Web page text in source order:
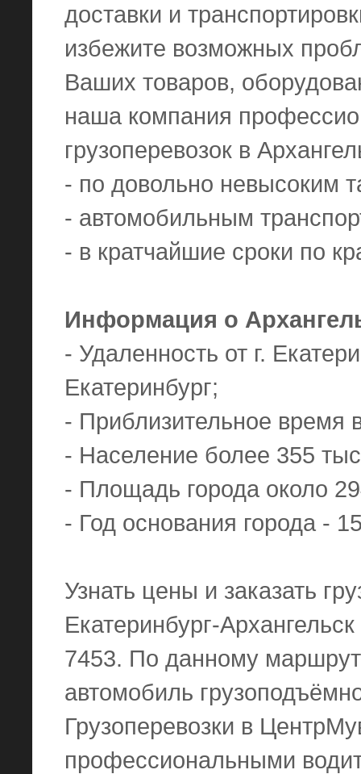
доставки и
избежите возможных
Ваших товаров,
наша компания
грузоперевозок в
- по довольно невысоким
- автомобильным
- в кратчайшие сроки по
Информация о
- Удаленность от г.
Екатеринбург;
- Приблизительное время
- Население более 355
- Площадь города около
- Год основания города -
Узнать цены и заказать
Екатеринбург-
7453. По данному
автомобиль
Грузоперевозки в
профессиональными